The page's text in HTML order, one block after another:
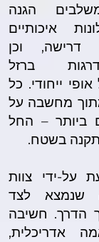
הגנה
איכותיים
דרישה, וכן
ברזל
ייחודי. כל
מחשבה על
ביותר – החל
בשטח.
על-ידי צוות
שנמצא לצד
הדרך. חשיבה
אדריכלית,